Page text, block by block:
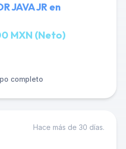
JAVA JR en
MXN (Neto)
completo
Hace más de 30 días.